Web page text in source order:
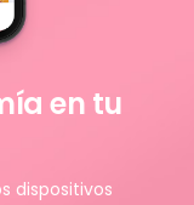
en tu
dispositivos